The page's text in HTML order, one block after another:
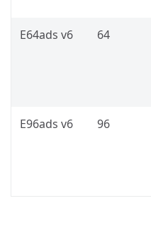
E64ads v6 64
E96ads v6 96